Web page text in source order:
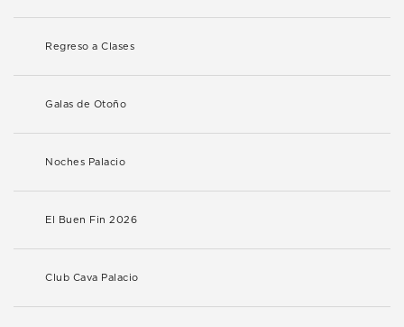
Regreso a Clases
Galas de Otoño
Noches Palacio
El Buen Fin 2026
Club Cava Palacio